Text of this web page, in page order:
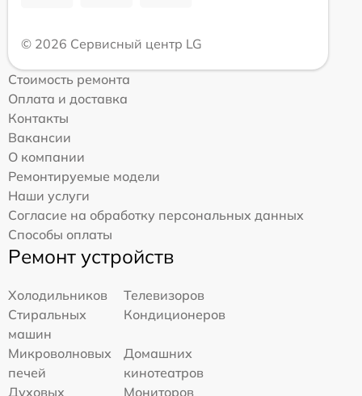
© 2026 Сервисный центр LG
Стоимость ремонта
Оплата и доставка
Контакты
Вакансии
О компании
Ремонтируемые модели
Наши услуги
Согласие на обработку персональных данных
Способы оплаты
Ремонт устройств
Холодильников
Телевизоров
Стиральных
машин
Кондиционеров
Микроволновых
печей
Домашних
кинотеатров
Духовых
Мониторов